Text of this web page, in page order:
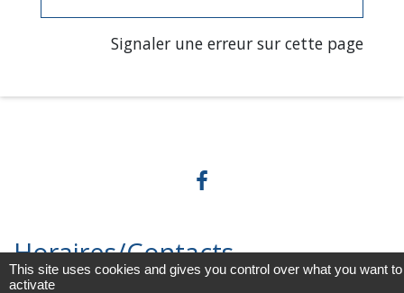
Signaler une erreur sur cette page
Horaires/Contacts
This site uses cookies and gives you control over what you want to
activate